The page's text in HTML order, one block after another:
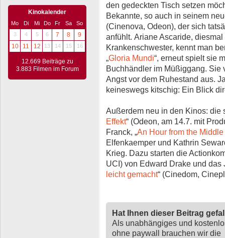
Kinokalender
Mo Di Mi Do Fr Sa
So
3
4 5 6 7 8
9
10
11 12 13 14 15 16
12.669 Beiträge zu
3.883 Filmen im Forum
den gedeckten Tisch setzen
Bekannte, so auch in seinem
(Cinenova, Odeon), der sich
anfühlt. Ariane Ascaride,
Krankenschwester, kennt man
„Gloria Mundi“, erneut spielt sie
Buchhändler im Müßiggang. Sie
Angst vor dem Ruhestand aus.
keineswegs kitschig: Ein Blick
Außerdem neu in den Kinos: die
Effekt“ (Odeon, am 14.7. mit
Franck, „An Hour from the
Elfenkaemper und Kathrin
Krieg. Dazu starten die
UCI) von Edward Drake und das
leicht gemacht“ (Cinedom,
Hat Ihnen dieser Beitrag
Als unabhängiges und
ohne paywall brauchen wir die